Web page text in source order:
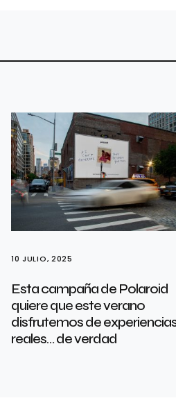
10 JULIO, 2025
Esta campaña de Polaroid
quiere que este verano
disfrutemos de
reales… de verdad